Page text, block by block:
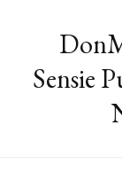
Sensie